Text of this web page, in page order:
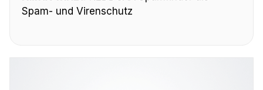
Spam- und Virenschutz